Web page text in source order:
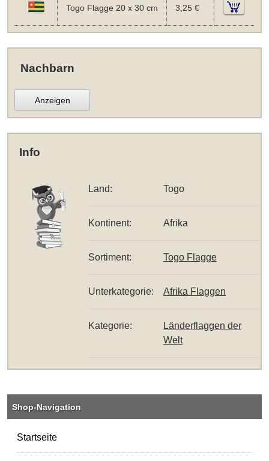
Togo Flagge 20 x 30 cm 3,25 €
Nachbarn
Anzeigen
Info
Land: Togo
Kontinent: Afrika
Sortiment: Togo Flagge
Unterkategorie: Afrika Flaggen
Kategorie:
Länderflaggen der
Welt
Shop-Navigation
Startseite